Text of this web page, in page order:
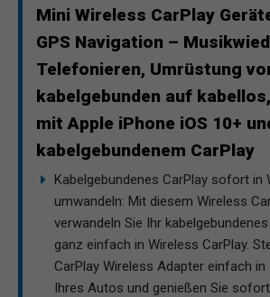
Mini Wireless CarPlay
GPS Navigation –
Telefonieren, Umrüstung
kabelgebunden auf
mit Apple iPhone iOS 10+
kabelgebundenem CarPlay
Kabelgebundenes CarPlay sofort in
umwandeln: Mit diesem Wireless
verwandeln Sie Ihr
ganz einfach in Wireless CarPlay.
CarPlay Wireless Adapter einfach in
Ihres Autos und genießen Sie